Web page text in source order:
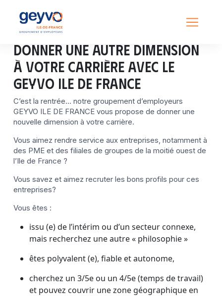
Donner une autre dimension
à votre carrière avec le
GEYVO Ile de France
C’est la rentrée… notre groupement d’employeurs
GEYVO ILE DE FRANCE vous propose de donner une
nouvelle dimension à votre carrière.
Vous aimez rendre service aux entreprises, notamment à
des PME et des filiales de groupes de la moitié ouest de
l’Ile de France ?
Vous savez et aimez recruter les bons profils pour ces
entreprises?
Vous êtes :
issu (e) de l’intérim ou d’un secteur connexe,
mais recherchez une autre « philosophie »
êtes polyvalent (e), fiable et autonome,
cherchez un 3/5e ou un 4/5e (temps de travail)
et pouvez couvrir une zone géographique en